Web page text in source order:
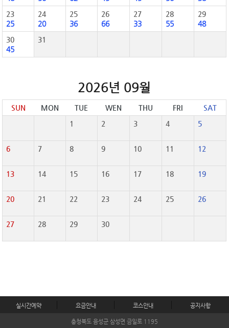
23
25
24
20
25
36
26
66
27
33
28
55
29
48
30
45
31
2026년 09월
SUN MON TUE WEN THU FRI
SAT
1
2 3 4 5
6 7 8 9 10 11 12
13 14 15 16 17 18 19
20 21 22 23 24 25 26
27 28 29 30
실시간예약 요금안내 코스안내 공지사항
충청북도 음성군 삼성면 금일로 1195